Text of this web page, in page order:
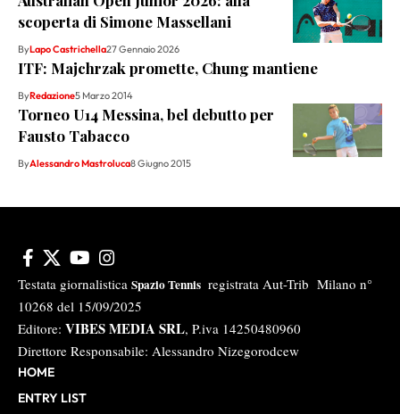
scoperta di Simone Massellani
ByLapo Castrichella27 Gennaio 2026
ITF: Majchrzak promette, Chung mantiene
ByRedazione5 Marzo 2014
Torneo U14 Messina, bel debutto per
Fausto Tabacco
ByAlessandro Mastroluca8 Giugno 2015
Testata giornalistica Spazio Tennis registrata Aut-Trib Milano n°
10268 del 15/09/2025
Editore: VIBES MEDIA SRL, P.iva 14250480960
Direttore Responsabile: Alessandro Nizegorodcew
HOME
ENTRY LIST